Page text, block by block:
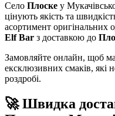
Село Плоске у
цінують якість та
асортимент оригінальних
Elf Bar з доставкою до
Замовляйте онлайн, щоб
ексклюзивних смаків, які
роздробі.
🚀 Швидка